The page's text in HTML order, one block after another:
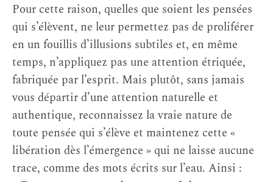
Pour cette raison, quelles que soient les pensées
qui s’élèvent, ne leur permettez pas de proliférer
en un fouillis d’illusions subtiles et, en même
temps, n’appliquez pas une attention étriquée,
fabriquée par l’esprit. Mais plutôt, sans jamais
vous départir d’une attention naturelle et
authentique, reconnaissez la vraie nature de
toute pensée qui s’élève et maintenez cette «
libération dès l’émergence » qui ne laisse aucune
trace, comme des mots écrits sur l’eau. Ainsi :